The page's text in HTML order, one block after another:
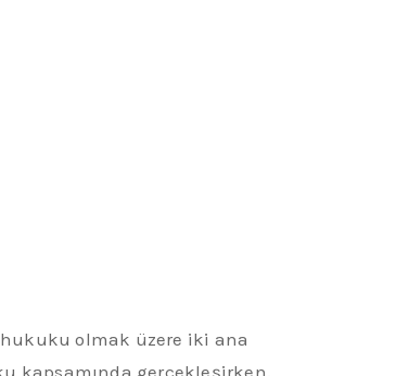
olmak üzere iki ana
kapsamında gerçekleşirken,